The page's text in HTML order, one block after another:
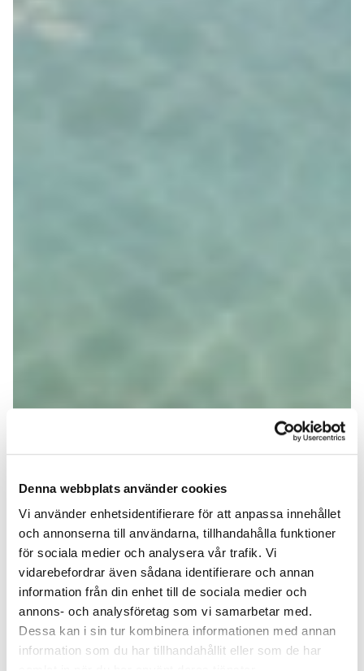
Denna webbplats använder cookies
Vi använder enhetsidentifierare för att anpassa innehållet
och annonserna till användarna, tillhandahålla funktioner
för sociala medier och analysera vår trafik. Vi
vidarebefordrar även sådana identifierare och annan
information från din enhet till de sociala medier och
annons- och analysföretag som vi samarbetar med.
Dessa kan i sin tur kombinera informationen med annan
information som du har tillhandahållit eller som de har